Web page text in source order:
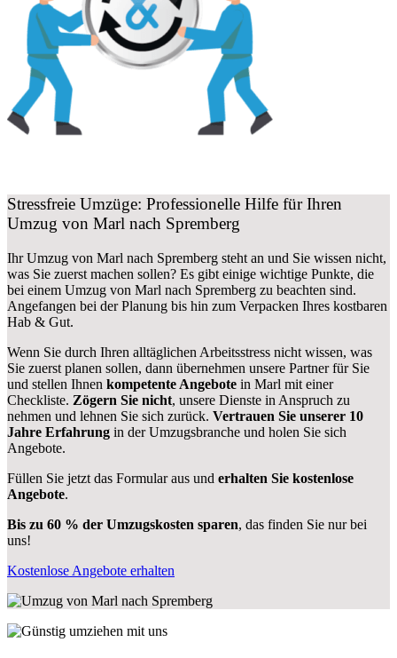
Stressfreie Umzüge: Professionelle Hilfe für Ihren
Umzug von Marl nach Spremberg
Ihr Umzug von Marl nach Spremberg steht an und Sie wissen nicht,
was Sie zuerst machen sollen? Es gibt einige wichtige Punkte, die
bei einem Umzug von Marl nach Spremberg zu beachten sind.
Angefangen bei der Planung bis hin zum Verpacken Ihres kostbaren
Hab & Gut.
Wenn Sie durch Ihren alltäglichen Arbeitsstress nicht wissen, was
Sie zuerst planen sollen, dann übernehmen unsere Partner für Sie
und stellen Ihnen kompetente Angebote in Marl mit einer
Checkliste. Zögern Sie nicht, unsere Dienste in Anspruch zu
nehmen und lehnen Sie sich zurück. Vertrauen Sie unserer 10
Jahre Erfahrung in der Umzugsbranche und holen Sie sich
Angebote.
Füllen Sie jetzt das Formular aus und erhalten Sie kostenlose
Angebote.
Bis zu 60 % der Umzugskosten sparen, das finden Sie nur bei
uns!
Kostenlose Angebote erhalten